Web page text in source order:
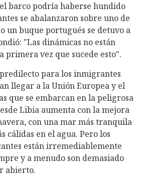
barco podría haberse hundido
se abalanzaron sobre uno de
un buque portugués se detuvo a
"Las dinámicas no están
primera vez que sucede esto".
para los inmigrantes
llegar a la Unión Europea y el
que se embarcan en la peligrosa
Libia aumenta con la mejora
con una mar más tranquila
cálidas en el agua. Pero los
están irremediablemente
y a menudo son demasiado
abierto.